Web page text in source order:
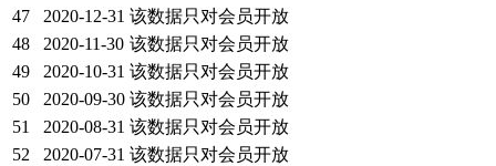
47
2020-12-31 该数据只对会员开放
48
2020-11-30 该数据只对会员开放
49
2020-10-31 该数据只对会员开放
50
2020-09-30 该数据只对会员开放
51
2020-08-31 该数据只对会员开放
52
2020-07-31 该数据只对会员开放